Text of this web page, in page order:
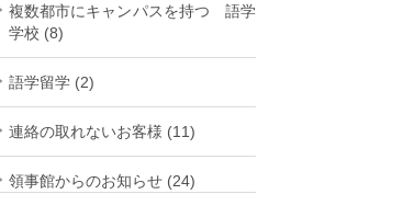
複数都市にキャンパスを持つ 語学
学校 (8)
語学留学 (2)
連絡の取れないお客様 (11)
領事館からのお知らせ (24)